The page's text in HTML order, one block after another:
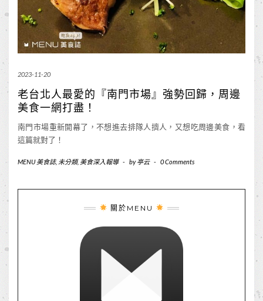
2023-11-20
老台北人最愛的『南門市場』強勢回歸，周邊
美食一網打盡！
南門市場重新開幕了，不想進去排隊人擠人，又想吃周邊美食，看
這篇就對了！
MENU 美食誌, 未分類, 美食深入報導 - by亭云 - 0 Comments
關於MENU